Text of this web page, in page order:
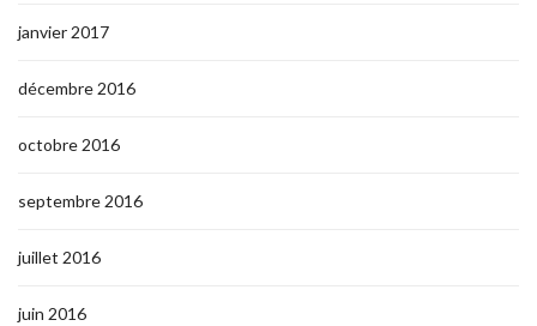
janvier 2017
décembre 2016
octobre 2016
septembre 2016
juillet 2016
juin 2016